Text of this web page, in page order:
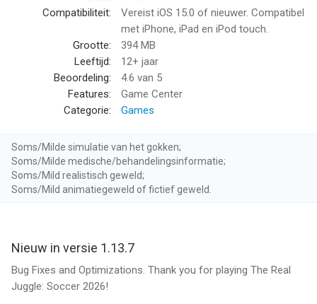
3. Challenge yourself in new modes
Whether you want to shoot at hoops, break bricks, or maybe
just freestyle to try new tricks, this game has it all.
4. Unlock new skins
Play as your favorite stars from all over the world. Change the
location of where you start your budding soccer skills. Endless
Whether you like soccer, like juggling balls or just want to tap
and play, The Real Juggle will take you there. This is the best
and most relaxing soccer simulation game there is. Good luck
putting The Real Juggle down!
need help on beating a level or have any awesome ideas you
would like to see in the game!
Compatibiliteit:
Vereist iOS 15.0 of nieuwer. Compatibel
met iPhone, iPad en iPod touch.
Grootte:
394 MB
Leeftijd:
12+ jaar
Beoordeling:
4.6 van 5
Features:
Game Center
Categorie:
Games
Soms/Milde simulatie van het gokken;
Soms/Milde medische/behandelingsinformatie;
Soms/Mild realistisch geweld;
Soms/Mild animatiegeweld of fictief geweld.
Nieuw in versie 1.13.7
Bug Fixes and Optimizations. Thank you for playing The Real
Juggle: Soccer 2026!